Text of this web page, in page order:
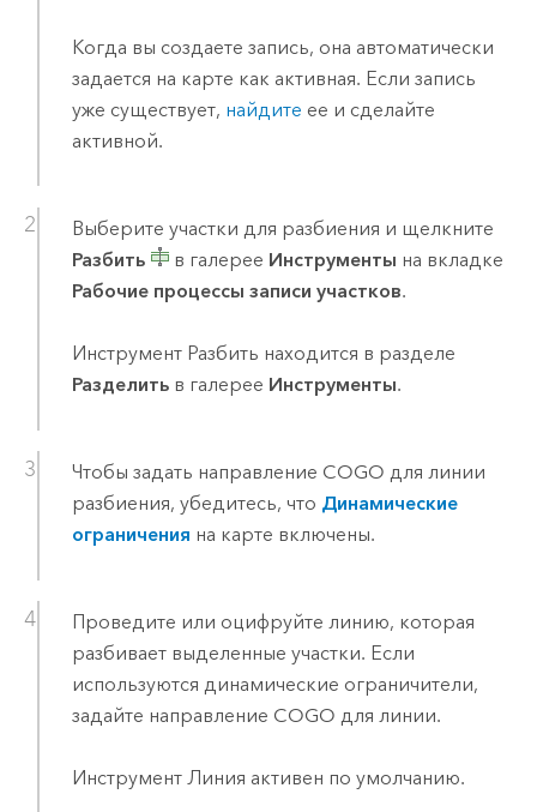
Когда вы создаете запись, она автоматически
задается на карте как активная. Если запись
уже существует, найдите ее и сделайте
активной.
Выберите участки для разбиения и щелкните
Разбить
в галерее Инструменты на вкладке
Рабочие процессы записи участков.
Инструмент Разбить находится в разделе
Разделитьв галерее Инструменты.
Чтобы задать направление COGO для линии
разбиения, убедитесь, что Динамические
ограничения на карте включены.
Проведите или оцифруйте линию, которая
разбивает выделенные участки. Если
используются динамические ограничители,
задайте направление COGO для линии.
Инструмент Линия активен по умолчанию.